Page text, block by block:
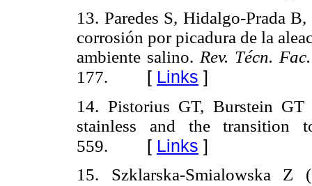
13. Paredes S, Hidalgo-Prada
corrosión por picadura de la
ambiente salino. Rev. Técn.
177. [ Links ]
14. Pistorius GT, Burstein
stainless and the transition
559. [ Links ]
15. Szklarska-Smialowska